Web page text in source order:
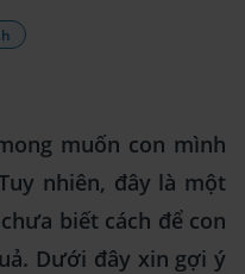
muốn con mình
nhiên, đây là một
biết cách để con
Dưới đây xin gợi ý